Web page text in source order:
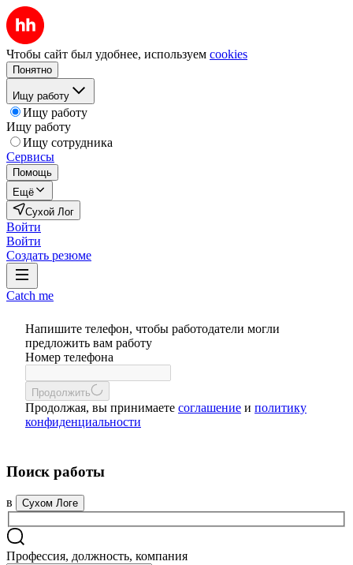
Чтобы сайт был удобнее, используем cookies
Понятно
Ищу работу
Ищу работу
Ищу работу
Ищу сотрудника
Сервисы
Помощь
Ещё
Сухой Лог
Войти
Войти
Создать резюме
Catch me
Напишите телефон, чтобы работодатели могли
предложить вам работу
Номер телефона
Продолжить
Продолжая, вы принимаете соглашение и политику
конфиденциальности
Поиск работы
в Сухом Логе
Профессия, должность, компания